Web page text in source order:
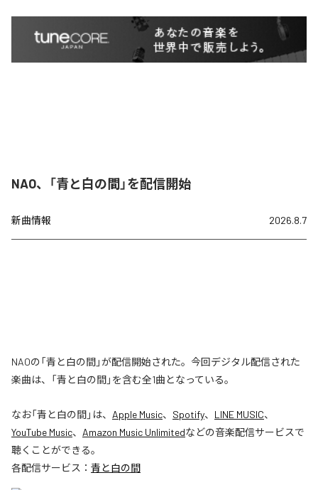
NAO、「青と白の間」を配信開始
新曲情報 2026.8.7
NAOの「青と白の間」が配信開始された。今回デジタル配信された
楽曲は、「青と白の間」を含む全1曲となっている。
なお「青と白の間」は、 Apple Music、 Spotify、 LINE MUSIC、
YouTube Music、 Amazon Music Unlimitedなどの音楽配信サービスで
聴くことができる。
各配信サービス： 青と白の間